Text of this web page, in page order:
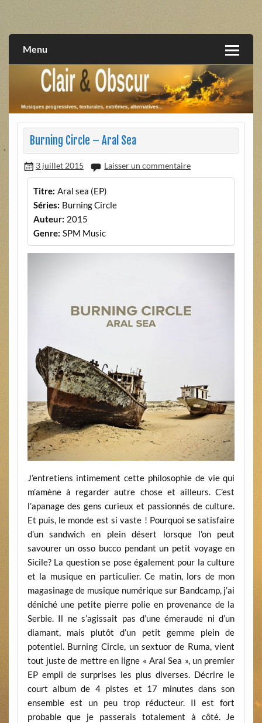
extrêmes, alternatives, texturales
Menu
Burning Circle – Aral Sea
3 juillet 2015 Laisser un commentaire
Titre: Aral sea (EP)
Séries: Burning Circle
Auteur: 2015
Genre: SPM Music
J’entretiens intimement cette philosophie de vie qui
m’amène à regarder autre chose et ailleurs. C’est
l’apanage des gens curieux et passionnés de culture.
Et puis, le monde est si vaste ! Pourquoi se satisfaire
d’un sandwich en plein désert lorsque l’on peut
savourer un osso bucco pendant un petit voyage en
Sicile? La question se pose également pour la culture
et la musique en particulier. Ce matin, lors de mon
magasinage de musique numérique sur Bandcamp, j’ai
déniché une petite pierre polie en provenance de la
Serbie. Il ne s’agissait pas d’une émeraude ni d’un
diamant, mais plutôt d’un petit gemme plein de
potentiel. Burning Circle, un sextuor de Ruma, vient
tout juste de mettre en ligne « Aral Sea », un premier
EP empli de surprises les plus diverses. Décrire le
court album de 4 pistes et 17 minutes dans son
ensemble est un peu trop réducteur. Il est fort
probable que je passerais totalement à côté. Je